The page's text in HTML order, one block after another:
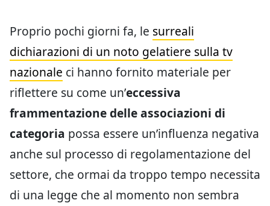
Proprio pochi giorni fa, le surreali
dichiarazioni di un noto gelatiere sulla tv
nazionale ci hanno fornito materiale per
riflettere su come un’eccessiva
frammentazione delle associazioni di
categoria possa essere un’influenza negativa
anche sul processo di regolamentazione del
settore, che ormai da troppo tempo necessita
di una legge che al momento non sembra